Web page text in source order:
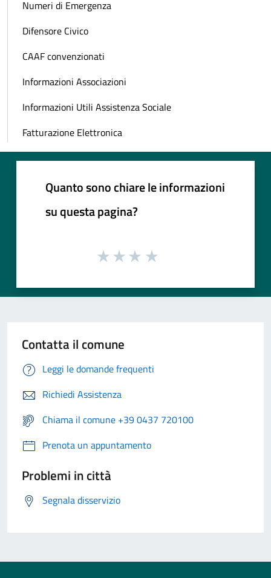
Numeri di Emergenza
Difensore Civico
CAAF convenzionati
Informazioni Associazioni
Informazioni Utili Assistenza Sociale
Fatturazione Elettronica
Quanto sono chiare le informazioni
su questa pagina?
Contatta il comune
Leggi le domande frequenti
Richiedi Assistenza
Chiama il comune +39 0437 720100
Prenota un appuntamento
Problemi in città
Segnala disservizio